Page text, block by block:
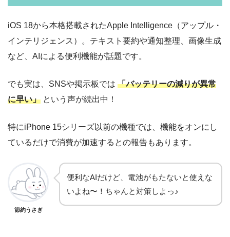
iOS 18から本格搭載されたApple Intelligence（アップル・
インテリジェンス）。テキスト要約や通知整理、画像生成
など、AIによる便利機能が話題です。
でも実は、SNSや掲示板では 「バッテリーの減りが異常
に早い」 という声が続出中！
特にiPhone 15シリーズ以前の機種では、機能をオンにし
ているだけで消費が加速するとの報告もあります。
節約うさぎ
便利なAIだけど、電池がもたないと使えな
いよね〜！ちゃんと対策しよっ♪